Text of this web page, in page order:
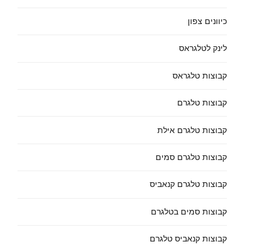
כיוונים צפון
לינק לטלגראס
קבוצות טלגראס
קבוצות טלגרם
קבוצות טלגרם אילת
קבוצות טלגרם סמים
קבוצות טלגרם קנאביס
קבוצות סמים בטלגרם
קבוצות קנאביס טלגרם